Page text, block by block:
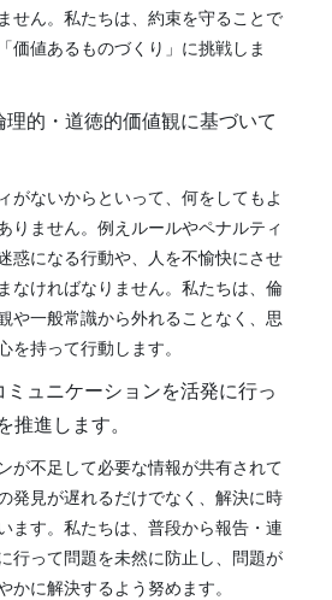
せん。私たちは、約束を守ることで
価値あるものづくり」に挑戦しま
的・道徳的価値観に基づいて
がないからといって、何をしてもよ
りません。例えルールやペナルティ
惑になる行動や、人を不愉快にさせ
なければなりません。私たちは、倫
や一般常識から外れることなく、思
を持って行動します。
ュニケーションを活発に行っ
推進します。
が不足して必要な情報が共有されて
発見が遅れるだけでなく、解決に時
ます。私たちは、普段から報告・連
行って問題を未然に防止し、問題が
かに解決するよう努めます。